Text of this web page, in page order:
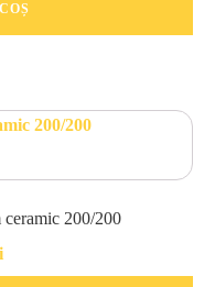
ceramic 200/200